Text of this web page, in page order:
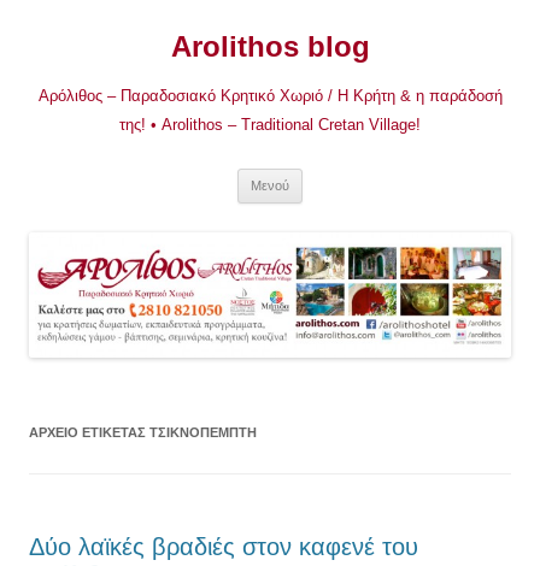
Arolithos blog
Αρόλιθος – Παραδοσιακό Κρητικό Χωριό / Η Κρήτη & η παράδοσή
της! • Arolithos – Traditional Cretan Village!
Μενού
ΑΡΧΕΊΟ ΕΤΙΚΈΤΑΣ ΤΣΙΚΝΟΠΈΜΠΤΗ
Δύο λαϊκές βραδιές στον καφενέ του